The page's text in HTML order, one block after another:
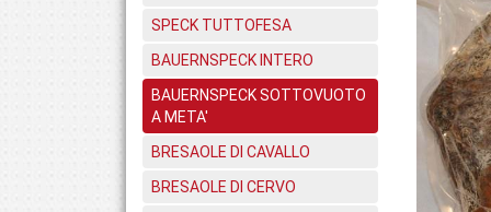
SPECK TUTTOFESA
BAUERNSPECK INTERO
BAUERNSPECK SOTTOVUOTO
A META'
BRESAOLE DI CAVALLO
BRESAOLE DI CERVO